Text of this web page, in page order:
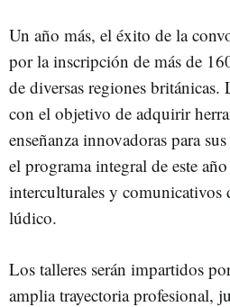
Un año más, el éxito de la
por la inscripción de más de
de diversas regiones británicas.
con el objetivo de adquirir
enseñanza innovadoras para
el programa integral de este
interculturales y comunicativos
lúdico.
Los talleres serán impartidos
amplia trayectoria profesional,